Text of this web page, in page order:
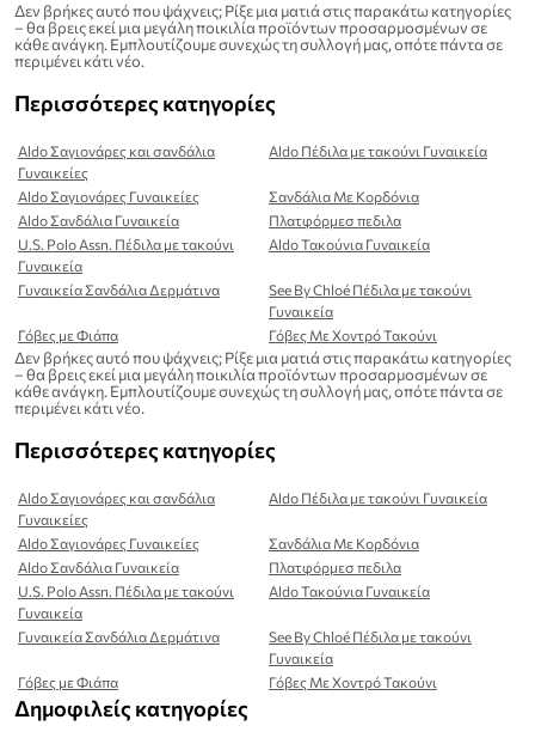
Δεν βρήκες αυτό που ψάχνεις; Ρίξε μια ματιά στις παρακάτω κατηγορίες
– θα βρεις εκεί μια μεγάλη ποικιλία προϊόντων προσαρμοσμένων σε
κάθε ανάγκη. Εμπλουτίζουμε συνεχώς τη συλλογή μας, οπότε πάντα σε
περιμένει κάτι νέο.
Περισσότερες κατηγορίες
Aldo Σαγιονάρες και σανδάλια
Γυναικείες
Aldo Πέδιλα με τακούνι Γυναικεία
Aldo Σαγιονάρες Γυναικείες
Σανδάλια Με Κορδόνια
Aldo Σανδάλια Γυναικεία
Πλατφόρμεσ πεδιλα
U.S. Polo Assn. Πέδιλα με τακούνι
Γυναικεία
Aldo Τακούνια Γυναικεία
Γυναικεία Σανδάλια Δερμάτινα
See By Chloé Πέδιλα με τακούνι
Γυναικεία
Γόβες με Φιάπα
Γόβες Με Χοντρό Τακούνι
Δεν βρήκες αυτό που ψάχνεις; Ρίξε μια ματιά στις παρακάτω κατηγορίες
– θα βρεις εκεί μια μεγάλη ποικιλία προϊόντων προσαρμοσμένων σε
κάθε ανάγκη. Εμπλουτίζουμε συνεχώς τη συλλογή μας, οπότε πάντα σε
περιμένει κάτι νέο.
Περισσότερες κατηγορίες
Aldo Σαγιονάρες και σανδάλια
Γυναικείες
Aldo Πέδιλα με τακούνι Γυναικεία
Aldo Σαγιονάρες Γυναικείες
Σανδάλια Με Κορδόνια
Aldo Σανδάλια Γυναικεία
Πλατφόρμεσ πεδιλα
U.S. Polo Assn. Πέδιλα με τακούνι
Γυναικεία
Aldo Τακούνια Γυναικεία
Γυναικεία Σανδάλια Δερμάτινα
See By Chloé Πέδιλα με τακούνι
Γυναικεία
Γόβες με Φιάπα
Γόβες Με Χοντρό Τακούνι
Δημοφιλείς κατηγορίες